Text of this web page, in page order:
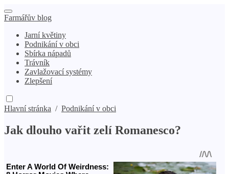
Farmářův blog
Jarní květiny
Podnikání v obci
Sbírka nápadů
Trávník
Zavlažovací systémy
Zlepšení
Hlavní stránka / Podnikání v obci
Jak dlouho vařit zelí Romanesco?